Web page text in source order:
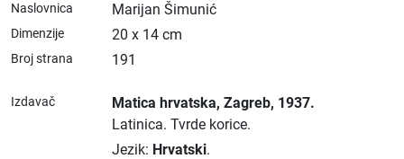
Naslovnica Marijan Šimunić
Dimenzije 20 x 14 cm
Broj strana 191
Izdavač Matica hrvatska, Zagreb, 1937.
Latinica. Tvrde korice.
Jezik: Hrvatski.